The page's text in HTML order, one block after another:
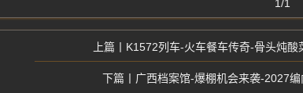
1/1
K1572列车-火车餐车传奇-骨头炖
广西档案馆-爆棚机会来袭-2027